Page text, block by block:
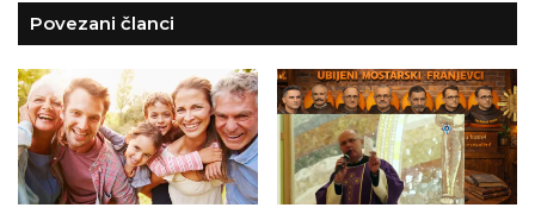
Povezani članci